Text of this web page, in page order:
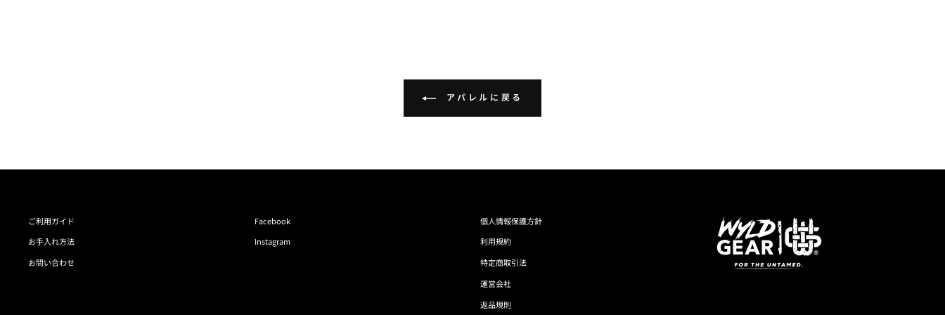
アパレルに戻る
ご利用ガイド
お手入れ方法
お問い合わせ
Facebook
Instagram
個人情報保護方針
利用規約
特定商取引法
運営会社
返品規則